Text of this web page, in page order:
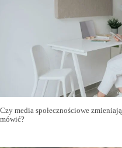
Czy media społecznościowe
mówić?